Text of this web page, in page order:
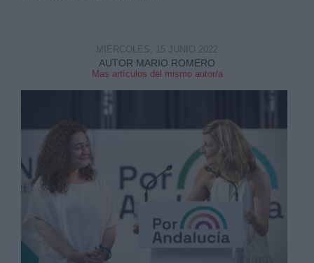
AUTOR MARIO ROMERO
Mas artículos del mismo autor/a
MIÉRCOLES, 15 JUNIO 2022